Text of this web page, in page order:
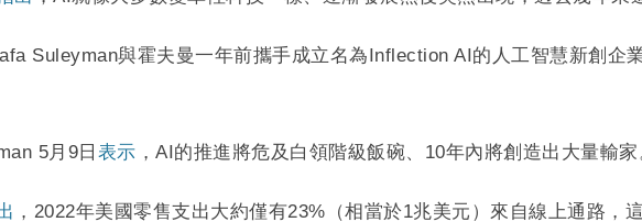
Suleyman與霍夫曼一年前攜手成立名為Inflection AI的人工智慧新創企
5月9日 表示 ，AI的推進將危及白領階級飯碗、10年內將創造出大量輸家
，2022年美國零售支出大約僅有23%（相當於1兆美元）來自線上通路